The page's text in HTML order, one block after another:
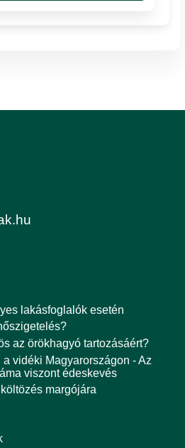
lakásfoglalók esetén
az örökhagyó tartozásáért?
vidéki Magyarországon - Az
viszont édeskevés
margójára